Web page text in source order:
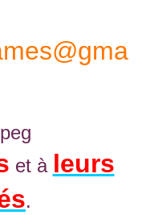
et à leurs
.